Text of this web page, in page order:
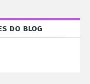
DO BLOG